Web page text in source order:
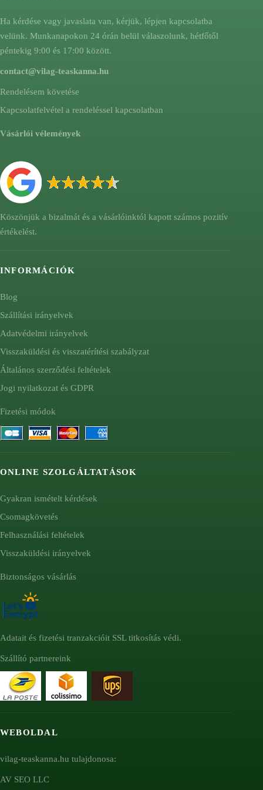
Ha kérdése vagy javaslata van, kérjük, lépjen kapcsolatba
velünk. Munkanapokon 24 órán belül válaszolunk, hétfőtől
péntekig 9:00 és 17:00 között.
contact@vilag-teaskanna.hu
Rendelésem követése
Kapcsolatfelvétel a rendeléssel kapcsolatban
Vásárlói vélemények
Köszönjük a bizalmát és a vásárlóinktól kapott számos pozitív
értékelést.
INFORMÁCIÓK
Blog
Szállítási irányelvek
Adatvédelmi irányelvek
Visszaküldési és visszatérítési szabályzat
Általános szerződési feltételek
Jogi nyilatkozat és GDPR
Fizetési módok
ONLINE SZOLGÁLTATÁSOK
Gyakran ismételt kérdések
Csomagkövetés
Felhasználási feltételek
Visszaküldési irányelvek
Biztonságos vásárlás
Adatait és fizetési tranzakcióit SSL titkosítás védi.
Szállító partnereink
WEBOLDAL
vilag-teaskanna.hu tulajdonosa:
AV SEO LLC